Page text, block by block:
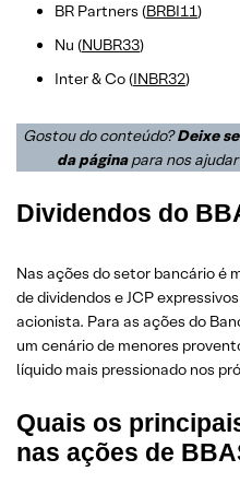
BR Partners (BRBI11)
Nu (NUBR33)
Inter & Co (INBR32)
Gostou do conteúdo?Deixe
da páginapara nos
Dividendos do
Nas ações do setor bancário é
de dividendos e JCP
acionista. Para as ações do
um cenário de menores
líquido mais pressionado nos
Quais os
nas ações de